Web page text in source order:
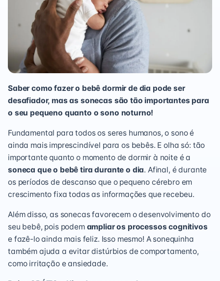
Saber como fazer o bebê dormir de dia pode ser
desafiador, mas as sonecas são tão importantes para
o seu pequeno quanto o sono noturno!
Fundamental para todos os seres humanos, o sono é
ainda mais imprescindível para os bebês. E olha só: tão
importante quanto o momento de dormir à noite é a
soneca que o bebê tira durante o dia. Afinal, é durante
os períodos de descanso que o pequeno cérebro em
crescimento fixa todas as informações que recebeu.
Além disso, as sonecas favorecem odesenvolvimento do
seu bebê, pois podem ampliar os processos cognitivos
e fazê-lo ainda mais feliz. Isso mesmo! A sonequinha
também ajuda a evitar distúrbios de comportamento,
como irritação e ansiedade.